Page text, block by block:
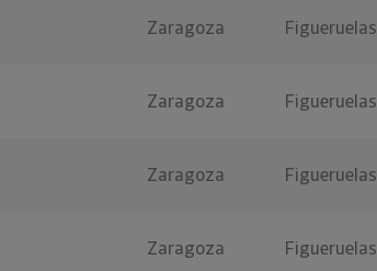
Zaragoza Figueruelas
Zaragoza Figueruelas
Zaragoza Figueruelas
Zaragoza Figueruelas